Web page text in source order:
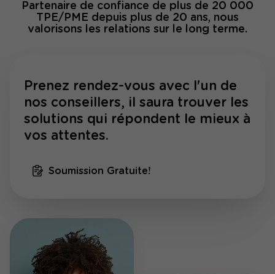
Partenaire de confiance de plus de 20 000
TPE/PME depuis plus de 20 ans, nous
valorisons les relations sur le long terme.
Prenez rendez-vous avec l'un de
nos conseillers, il saura trouver les
solutions qui répondent le mieux à
vos attentes.
Soumission Gratuite!